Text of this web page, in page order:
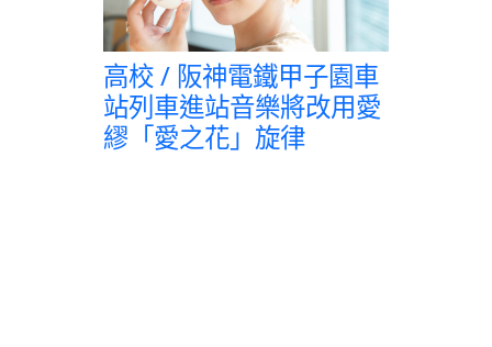
高校 / 阪神電鐵甲子園車
站列車進站音樂將改用愛
繆「愛之花」旋律